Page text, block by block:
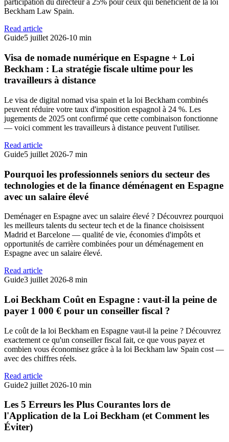
participation du directeur à 25% pour ceux qui bénéficient de la loi
Beckham Law Spain.
Read article
Guide5 juillet 2026-10 min
Visa de nomade numérique en Espagne + Loi
Beckham : La stratégie fiscale ultime pour les
travailleurs à distance
Le visa de digital nomad visa spain et la loi Beckham combinés
peuvent réduire votre taux d'imposition espagnol à 24 %. Les
jugements de 2025 ont confirmé que cette combinaison fonctionne
— voici comment les travailleurs à distance peuvent l'utiliser.
Read article
Guide5 juillet 2026-7 min
Pourquoi les professionnels seniors du secteur des
technologies et de la finance déménagent en Espagne
avec un salaire élevé
Deménager en Espagne avec un salaire élevé ? Découvrez pourquoi
les meilleurs talents du secteur tech et de la finance choisissent
Madrid et Barcelone — qualité de vie, économies d'impôts et
opportunités de carrière combinées pour un déménagement en
Espagne avec un salaire élevé.
Read article
Guide3 juillet 2026-8 min
Loi Beckham Coût en Espagne : vaut-il la peine de
payer 1 000 € pour un conseiller fiscal ?
Le coût de la loi Beckham en Espagne vaut-il la peine ? Découvrez
exactement ce qu'un conseiller fiscal fait, ce que vous payez et
combien vous économisez grâce à la loi Beckham law Spain cost —
avec des chiffres réels.
Read article
Guide2 juillet 2026-10 min
Les 5 Erreurs les Plus Courantes lors de
l'Application de la Loi Beckham (et Comment les
Éviter)